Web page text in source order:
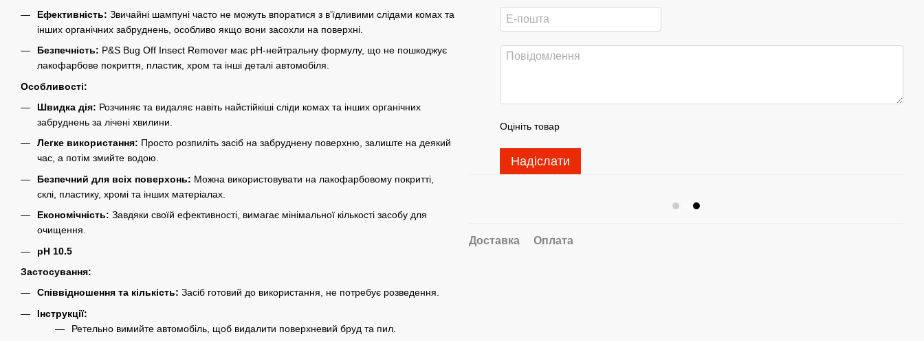
Ефективність: Звичайні шампуні часто не можуть впоратися з в'їдливими слідами комах та
інших органічних забруднень, особливо якщо вони засохли на поверхні.
Безпечність: P&S Bug Off Insect Remover має pH-нейтральну формулу, що не пошкоджує
лакофарбове покриття, пластик, хром та інші деталі автомобіля.
Особливості:
Швидка дія: Розчиняє та видаляє навіть найстійкіші сліди комах та інших органічних
забруднень за лічені хвилини.
Легке використання: Просто розпиліть засіб на забруднену поверхню, залиште на деякий
час, а потім змийте водою.
Безпечний для всіх поверхонь: Можна використовувати на лакофарбовому покритті,
склі, пластику, хромі та інших матеріалах.
Економічність: Завдяки своїй ефективності, вимагає мінімальної кількості засобу для
очищення.
pH 10.5
Застосування:
Співвідношення та кількість: Засіб готовий до використання, не потребує розведення.
Інструкції:
Ретельно вимийте автомобіль, щоб видалити поверхневий бруд та пил.
Оцініть товар
Надіслати
Доставка Оплата